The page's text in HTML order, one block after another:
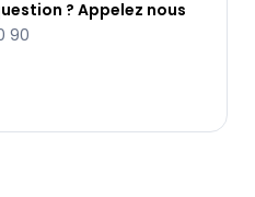
? Appelez nous
90